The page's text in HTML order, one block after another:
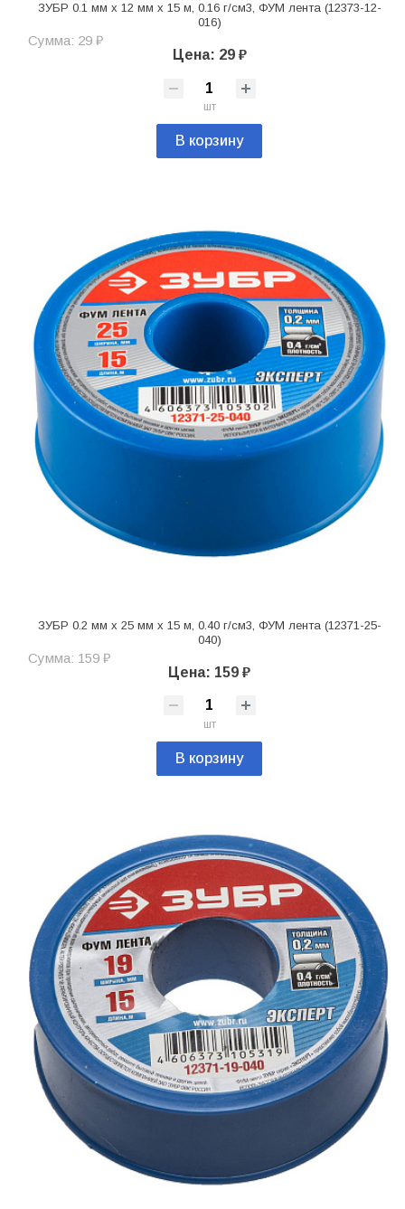
ЗУБР 0.1 мм х 12 мм х 15 м, 0.16 г/см3, ФУМ лента (12373-12-
016)
Сумма: 29 ₽
Цена: 29 ₽
шт
В корзину
ЗУБР 0.2 мм х 25 мм х 15 м, 0.40 г/см3, ФУМ лента (12371-25-
040)
Сумма: 159 ₽
Цена: 159 ₽
шт
В корзину